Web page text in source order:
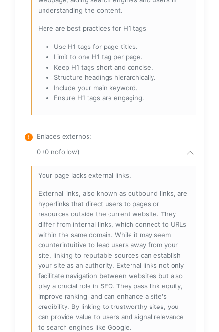
understanding the content.
Here are best practices for H1 tags
Use H1 tags for page titles.
Limit to one H1 tag per page.
Keep H1 tags short and concise.
Structure headings hierarchically.
Include your main keyword.
Ensure H1 tags are engaging.
Enlaces externos:
0 (0 nofollow)
Your page lacks external links.
External links, also known as outbound links, are
hyperlinks that direct users to pages or
resources outside the current website. They
differ from internal links, which connect to URLs
within the same domain. While it may seem
counterintuitive to lead users away from your
site, linking to reputable sources can establish
your site as an authority. External links not only
facilitate navigation between websites but also
play a crucial role in SEO. They pass link equity,
improve ranking, and can enhance a site's
credibility. By linking to trustworthy sites, you
can provide value to users and signal relevance
to search engines like Google.